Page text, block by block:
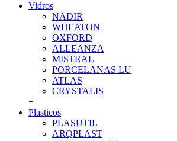
Vidros
NADIR
WHEATON
OXFORD
ALLEANZA
MISTRAL
PORCELANAS LU
ATLAS
CRYSTALIS
+
Plasticos
PLASUTIL
ARQPLAST